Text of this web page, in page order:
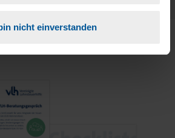
nicht einverstanden
mehreren Sprachen finden Sie, wenn
Sprache Deutsch klicken.